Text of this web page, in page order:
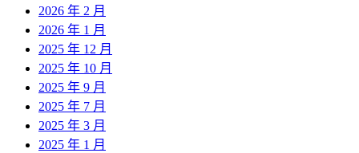
2026 年 2 月
2026 年 1 月
2025 年 12 月
2025 年 10 月
2025 年 9 月
2025 年 7 月
2025 年 3 月
2025 年 1 月